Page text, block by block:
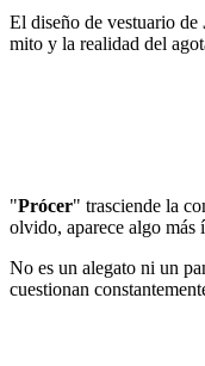
El diseño de vestuario de
mito y la realidad del
"Prócer" trasciende la
olvido, aparece algo más
No es un alegato ni un
cuestionan